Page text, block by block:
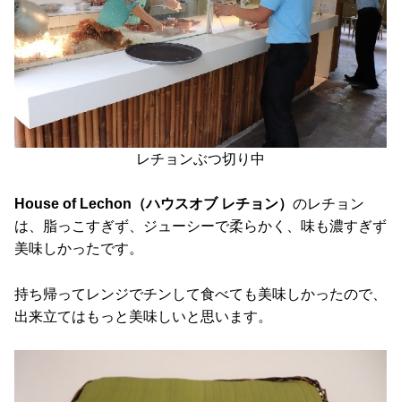
レチョンぶつ切り中
House of Lechon（ハウスオブ レチョン） のレチョン
は、脂っこすぎず、ジューシーで柔らかく、味も濃すぎず
美味しかったです。
持ち帰ってレンジでチンして食べても美味しかったので、
出来立てはもっと美味しいと思います。